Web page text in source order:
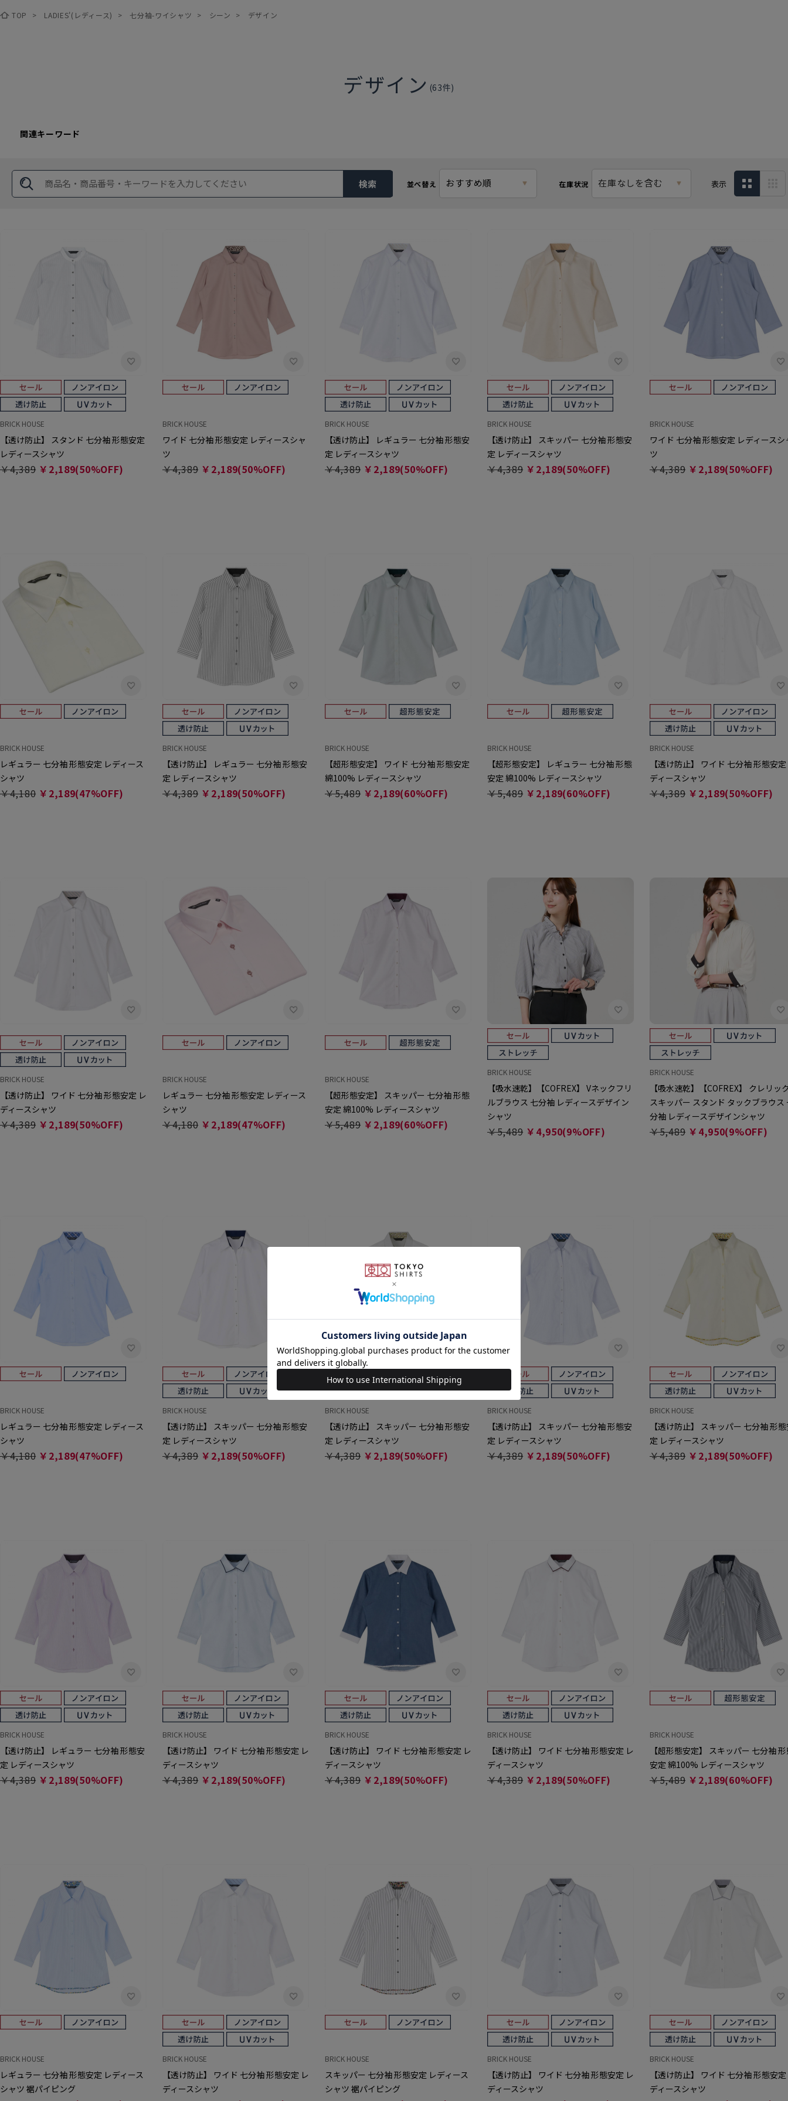
TOP > LADIES'(レディース) > 七分袖-ワイシャツ > シーン > デザイン
デザイン (63件)
関連キーワード
検索 並べ替え おすすめ順 在庫状況 在庫なしを含む 表示
BRICK HOUSE
【透け防止】 スタンド 七分袖 形態安定
レディースシャツ
￥4,389 ￥2,189(50%OFF)
BRICK HOUSE
ワイド 七分袖 形態安定 レディースシャ
ツ
￥4,389 ￥2,189(50%OFF)
BRICK HOUSE
【透け防止】 レギュラー 七分袖 形態安
定 レディースシャツ
￥4,389 ￥2,189(50%OFF)
BRICK HOUSE
【透け防止】 スキッパー 七分袖 形態安
定 レディースシャツ
￥4,389 ￥2,189(50%OFF)
BRICK HOUSE
ワイド 七分袖 形態安定 レディースシ
ツ
￥4,389 ￥2,189(50%OFF)
BRICK HOUSE
レギュラー 七分袖 形態安定 レディース
シャツ
￥4,180 ￥2,189(47%OFF)
BRICK HOUSE
【透け防止】 レギュラー 七分袖 形態安
定 レディースシャツ
￥4,389 ￥2,189(50%OFF)
BRICK HOUSE
【超形態安定】 ワイド 七分袖 形態安定
綿100% レディースシャツ
￥5,489 ￥2,189(60%OFF)
BRICK HOUSE
【超形態安定】 レギュラー 七分袖 形態
安定 綿100% レディースシャツ
￥5,489 ￥2,189(60%OFF)
BRICK HOUSE
【透け防止】 ワイド 七分袖 形態安
ディースシャツ
￥4,389 ￥2,189(50%OFF)
BRICK HOUSE
【透け防止】 ワイド 七分袖 形態安定 レ
ディースシャツ
￥4,389 ￥2,189(50%OFF)
BRICK HOUSE
レギュラー 七分袖 形態安定 レディース
シャツ
￥4,180 ￥2,189(47%OFF)
BRICK HOUSE
【超形態安定】 スキッパー 七分袖 形態
安定 綿100% レディースシャツ
￥5,489 ￥2,189(60%OFF)
BRICK HOUSE
【吸水速乾】【COFREX】 Vネックフリ
ルブラウス 七分袖 レディースデザイン
シャツ
￥5,489 ￥4,950(9%OFF)
BRICK HOUSE
【吸水速乾】【COFREX】 クレリッ
スキッパー スタンド タックブラウス
分袖 レディースデザインシャツ
￥5,489 ￥4,950(9%OFF)
BRICK HOUSE
レギュラー 七分袖 形態安定 レディース
シャツ
￥4,180 ￥2,189(47%OFF)
BRICK HOUSE
【透け防止】 スキッパー 七分袖 形態安
定 レディースシャツ
￥4,389 ￥2,189(50%OFF)
BRICK HOUSE
【透け防止】 スキッパー 七分袖 形態安
定 レディースシャツ
￥4,389 ￥2,189(50%OFF)
BRICK HOUSE
【透け防止】 スキッパー 七分袖 形態安
定 レディースシャツ
￥4,389 ￥2,189(50%OFF)
BRICK HOUSE
【透け防止】 スキッパー 七分袖 形
定 レディースシャツ
￥4,389 ￥2,189(50%OFF)
BRICK HOUSE
【透け防止】 レギュラー 七分袖 形態安
定 レディースシャツ
￥4,389 ￥2,189(50%OFF)
BRICK HOUSE
【透け防止】 ワイド 七分袖 形態安定 レ
ディースシャツ
￥4,389 ￥2,189(50%OFF)
BRICK HOUSE
【透け防止】 ワイド 七分袖 形態安定 レ
ディースシャツ
￥4,389 ￥2,189(50%OFF)
BRICK HOUSE
【透け防止】 ワイド 七分袖 形態安定 レ
ディースシャツ
￥4,389 ￥2,189(50%OFF)
BRICK HOUSE
【超形態安定】 スキッパー 七分袖
安定 綿100% レディースシャツ
￥5,489 ￥2,189(60%OFF)
BRICK HOUSE
レギュラー 七分袖 形態安定 レディース
シャツ 裾パイピング
BRICK HOUSE
【透け防止】 ワイド 七分袖 形態安定 レ
ディースシャツ
BRICK HOUSE
スキッパー 七分袖 形態安定 レディース
シャツ 裾パイピング
BRICK HOUSE
【透け防止】 ワイド 七分袖 形態安定 レ
ディースシャツ
BRICK HOUSE
【透け防止】 ワイド 七分袖 形態安
ディースシャツ